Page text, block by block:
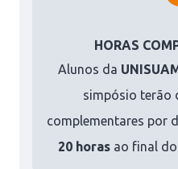
HORAS
Alunos da
simpósio terão
complementares por
20 horasao final